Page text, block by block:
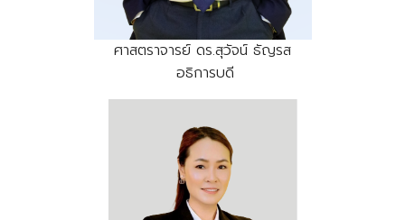
ศาสตราจารย์ ดร.สุวัจน์ ธัญรส
อธิการบดี